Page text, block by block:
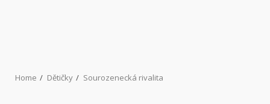
Home Dětičky Sourozenecká rivalita